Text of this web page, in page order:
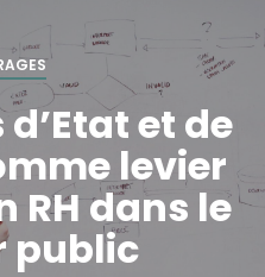
et de
levier
RH dans le
public